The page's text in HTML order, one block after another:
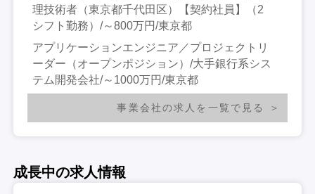
理技術者（東京都千代田区）【契約社員】（2
シフト勤務）/～800万円/東京都
アプリケーションエンジニア／プロジェクトリ
ーダー（オープンポジション）/大手銀行系シス
テム開発会社/～1000万円/東京都
事業会社の求人を一覧で見る
成長中の求人情報